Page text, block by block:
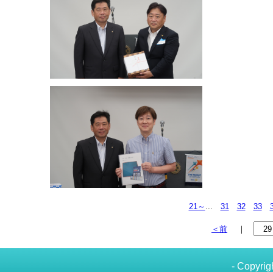
21～ ... 31 32 33
＜前 ｜
-